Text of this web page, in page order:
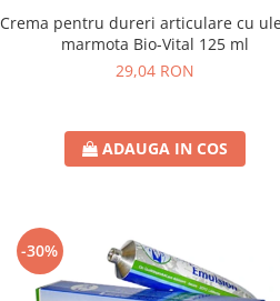
Crema pentru dureri articulare cu
marmota Bio-Vital 125 ml
29,04 RON
ADAUGA IN COS
-30%